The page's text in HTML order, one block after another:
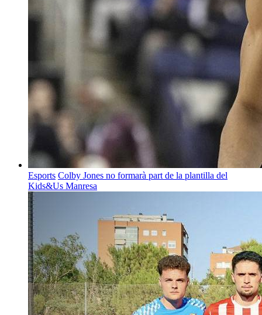
Esports Colby Jones no formarà part de la plantilla del
Kids&Us Manresa